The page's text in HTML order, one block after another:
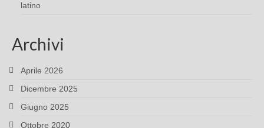
latino
Archivi
Aprile 2026
Dicembre 2025
Giugno 2025
Ottobre 2020